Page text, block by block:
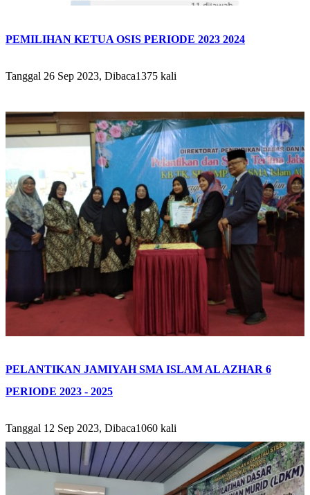
PEMILIHAN KETUA OSIS PERIODE 2023 2024
Tanggal 26 Sep 2023, Dibaca1375 kali
PELANTIKAN JAMIYAH SMA ISLAM AL AZHAR 6
PERIODE 2023 - 2025
Tanggal 12 Sep 2023, Dibaca1060 kali